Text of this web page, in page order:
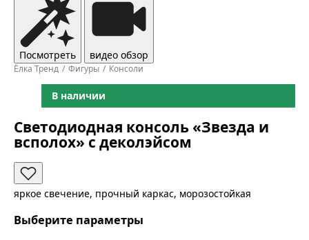
Посмотреть видео обзор
Ёлка Тренд Фигуры Консоли
В наличии
Светодиодная консоль «Звезда и
всполох» с деколэйсом
яркое свечение, прочный каркас, морозостойкая
Выберите параметры